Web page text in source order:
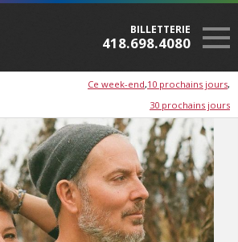
BILLETTERIE
418.698.4080
Ce week-end 10 prochains jours
30 prochains jours